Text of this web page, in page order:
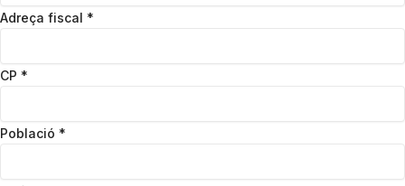
Adreça fiscal *
CP *
Població *